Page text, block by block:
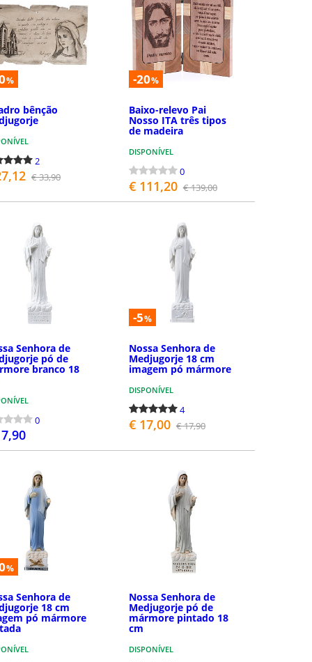
%
bênção
2
€ 33,90
-20%
Baixo-relevo Pai
Nosso ITA três tipos
de madeira
DISPONÍVEL
0
€ 111,20 € 139,00
Senhora de
pó de
branco 18
0
-5%
Nossa Senhora de
Medjugorje 18 cm
imagem pó mármore
DISPONÍVEL
4
€ 17,00 € 17,90
%
Senhora de
18 cm
pó mármore
Nossa Senhora de
Medjugorje pó de
mármore pintado 18
cm
DISPONÍVEL